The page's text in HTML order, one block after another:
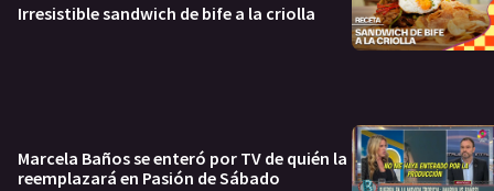
Irresistible sandwich de bife a la criolla
Marcela Baños se enteró por TV de quién la
reemplazará en Pasión de Sábado